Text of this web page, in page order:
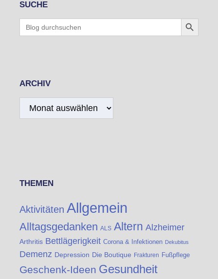
SUCHE
Search
for:
Search Button
ARCHIV
THEMEN
Aktivitäten Allgemein
Alltagsgedanken ALS Altern Alzheimer
Arthritis Bettlägerigkeit Corona & Infektionen Dekubitus
Demenz Depression Die Boutique Frakturen Fußpflege
Geschenk-Ideen Gesundheit